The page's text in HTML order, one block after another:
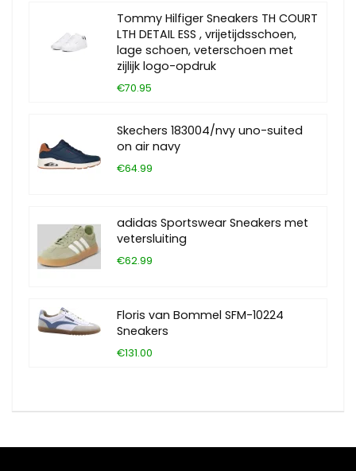
Tommy Hilfiger Sneakers TH COURT
LTH DETAIL ESS , vrijetijdsschoen,
lage schoen, veterschoen met
zijlijk logo-opdruk
€70.95
Skechers 183004/nvy uno-suited
on air navy
€64.99
adidas Sportswear Sneakers met
vetersluiting
€62.99
Floris van Bommel SFM-10224
Sneakers
€131.00